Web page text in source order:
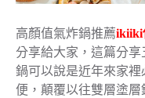
高顏值氣炸鍋推薦ikiiki
分享給大家，這篇分享
鍋可以說是近年來家
便，顛覆以往雙層塗